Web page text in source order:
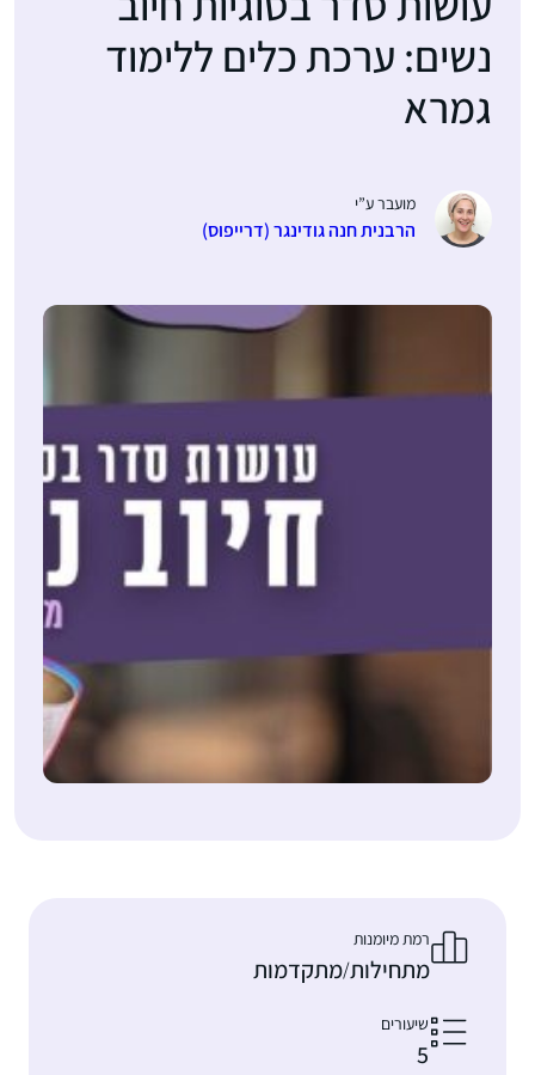
נשים: ערכת כלים ללימוד
גמרא
מועבר ע”י
הרבנית חנה גודינגר (דרייפוס)
רמת מיומנות
מתחילות/מתקדמות
שיעורים
5